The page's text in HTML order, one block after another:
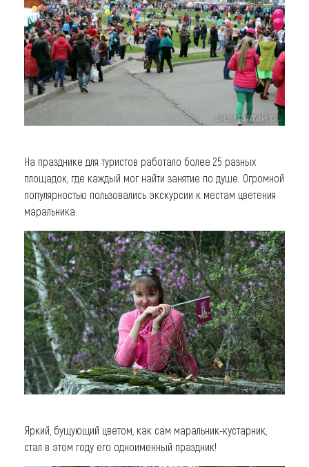
На празднике для туристов работало более 25 разных
площадок, где каждый мог найти занятие по душе. Огромной
популярностью пользовались экскурсии к местам цветения
маральника.
Яркий, бущующий цветом, как сам маральник-кустарник,
стал в этом году его одноименный праздник!